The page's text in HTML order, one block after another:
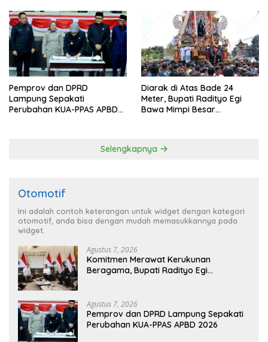
Pemprov dan DPRD
Lampung Sepakati
Perubahan KUA-PPAS APBD
Diarak di Atas Bade 24
Meter, Bupati Radityo Egi
Bawa Mimpi Besar
Selengkapnya
Otomotif
Ini adalah contoh keterangan untuk widget dengan kategori
otomotif, anda bisa dengan mudah memasukkannya pada
widget.
Agustus 7, 2026
Komitmen Merawat Kerukunan
Beragama, Bupati Radityo Egi
Agustus 7, 2026
Pemprov dan DPRD Lampung Sepakati
Perubahan KUA-PPAS APBD 2026